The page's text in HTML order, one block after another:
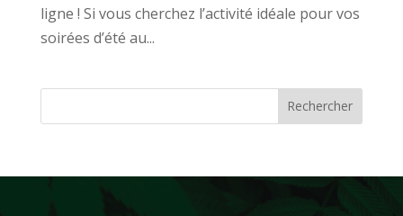
ligne ! Si vous cherchez l’activité idéale pour vos
soirées d’été au...
Rechercher